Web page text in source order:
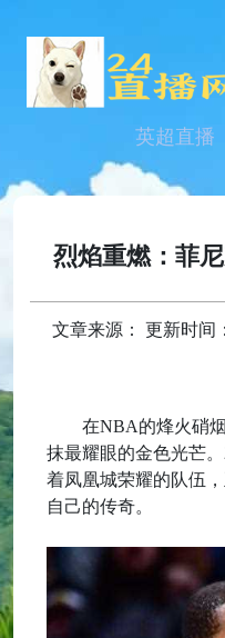
英超直播
烈焰重燃：菲
文章来源： 更新时间
在NBA的烽火硝
抹最耀眼的金色光芒
着凤凰城荣耀的队伍
自己的传奇。